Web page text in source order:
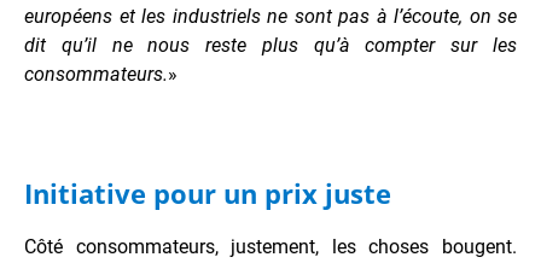
européens et les industriels ne sont pas à l’écoute, on se
dit qu’il ne nous reste plus qu’à compter sur les
consommateurs.»
Initiative pour un prix juste
Côté consommateurs, justement, les choses bougent.